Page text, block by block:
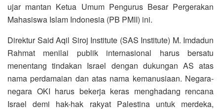
ujar mantan Ketua Umum Pengurus Besar Pergerakan
Mahasiswa Islam Indonesia (PB PMII) ini.
Direktur Said Aqil Siroj Institute (SAS Institute) M. Imdadun
Rahmat menilai publik internasional harus bersatu
menentang tindakan Israel dengan dukungan AS atas
nama perdamaian dan atas nama kemanusiaan. Negara-
negara OKI harus bekerja keras menghadang rencana
Israel demi hak-hak rakyat Palestina untuk merdeka,